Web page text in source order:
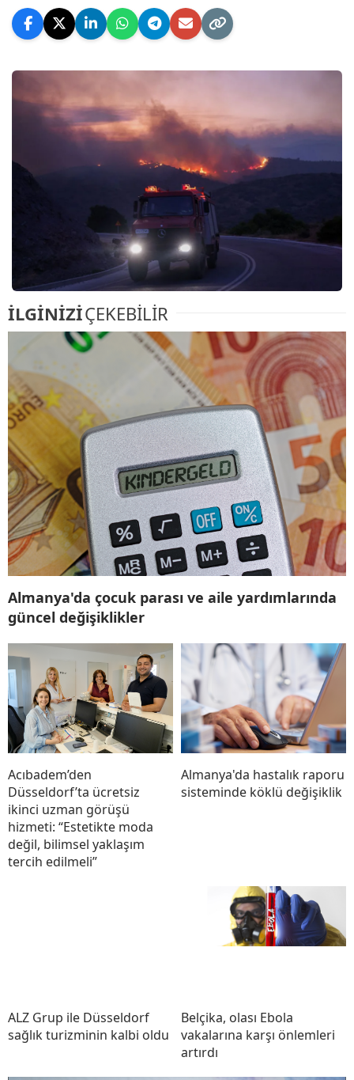
İLGİNİZİÇEKEBİLİR
Almanya'da çocuk parası ve aile yardımlarında
güncel değişiklikler
Acıbadem’den
Düsseldorf’ta ücretsiz
ikinci uzman görüşü
hizmeti: “Estetikte moda
değil, bilimsel yaklaşım
tercih edilmeli”
Almanya'da hastalık raporu
sisteminde köklü değişiklik
ALZ Grup ile Düsseldorf
sağlık turizminin kalbi oldu
Belçika, olası Ebola
vakalarına karşı önlemleri
artırdı